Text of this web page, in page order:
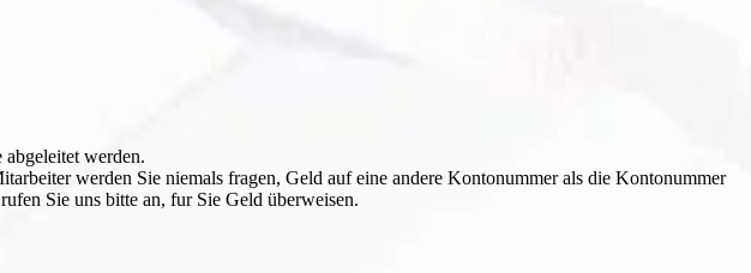
werden.
werden Sie niemals fragen, Geld auf eine andere Kontonummer als die Kontonummer
Sie uns bitte an, fur Sie Geld überweisen.